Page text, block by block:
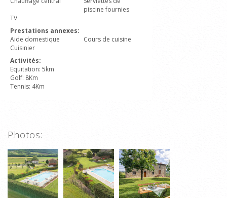
piscine fournies
TV
Prestations annexes:
Aide domestique
Cours de cuisine
Cuisinier
Activités:
Equitation: 5km
Golf: 8Km
Tennis: 4Km
Photos: